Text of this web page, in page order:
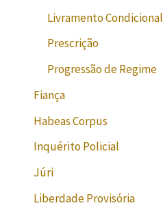
Livramento Condicional
Prescrição
Progressão de Regime
Fiança
Habeas Corpus
Inquérito Policial
Júri
Liberdade Provisória